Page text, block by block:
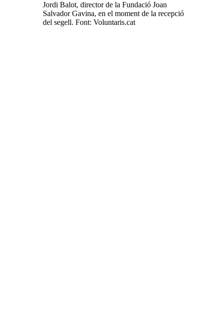
Jordi Balot, director de la Fundació Joan
Salvador Gavina, en el moment de la recepció
del segell. Font: Voluntaris.cat